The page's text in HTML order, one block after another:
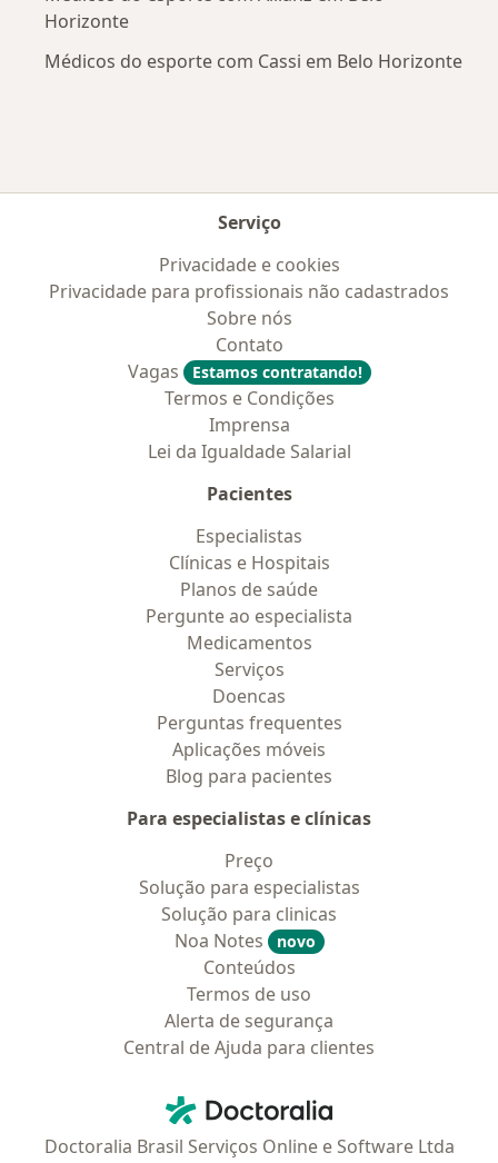
Horizonte
Médicos do esporte com Cassi em Belo Horizonte
Serviço
Privacidade e cookies
Privacidade para profissionais não cadastrados
Sobre nós
Contato
Vagas
Estamos contratando!
Termos e Condições
Imprensa
Lei da Igualdade Salarial
Pacientes
Especialistas
Clínicas e Hospitais
Planos de saúde
Pergunte ao especialista
Medicamentos
Serviços
Doencas
Perguntas frequentes
Aplicações móveis
Blog para pacientes
Para especialistas e clínicas
Preço
Solução para especialistas
Solução para clinicas
Noa Notes
novo
Conteúdos
Termos de uso
Alerta de segurança
Central de Ajuda para clientes
Doctoralia - Homepage
Doctoralia Brasil Serviços Online e Software Ltda